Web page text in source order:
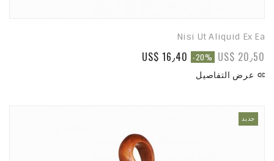
Nisi Ut Aliquid Ex Ea
US$ 16٫40 -20% US$ 20٫50
 عرض التفاصيل
جديد